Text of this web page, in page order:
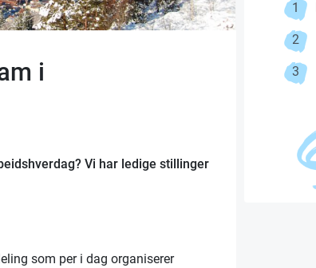
i
Vi har ledige stillinger
som per i dag organiserer
1
2
3